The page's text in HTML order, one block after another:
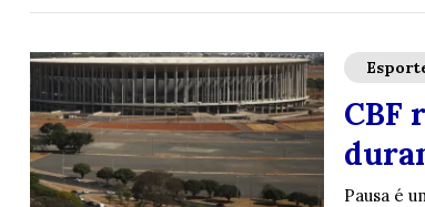
CBF
Pausa é